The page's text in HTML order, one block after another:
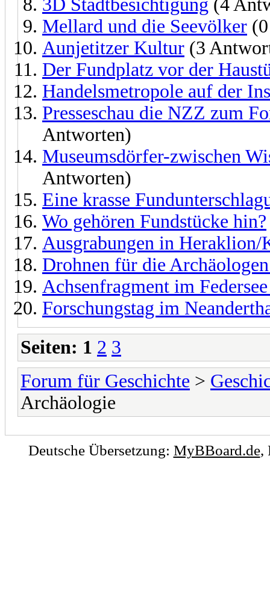
3D Stadtbesichtigung (4
Mellard und die Seevölker
Aunjetitzer Kultur (3
Der Fundplatz vor der
Handelsmetropole auf der
Presseschau die NZZ zum
Antworten)
Museumsdörfer-zwischen
Antworten)
Eine krasse
Wo gehören Fundstücke hin?
Ausgrabungen in Heraklion/
Drohnen für die Archäologen
Achsenfragment im
Forschungstag im
Seiten: 1 2 3
Forum für Geschichte >
Archäologie
Deutsche Übersetzung: MyBBoard.de,